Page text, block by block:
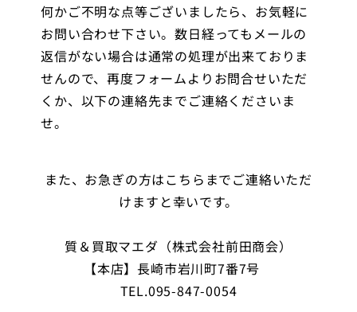
何かご不明な点等ございましたら、お気軽に
お問い合わせ下さい。数日経ってもメールの
返信がない場合は通常の処理が出来ておりま
せんので、再度フォームよりお問合せいただ
くか、以下の連絡先までご連絡くださいま
せ。
また、お急ぎの方はこちらまでご連絡いただ
けますと幸いです。
質＆買取マエダ（株式会社前田商会）
【本店】長崎市岩川町7番7号
TEL.095-847-0054